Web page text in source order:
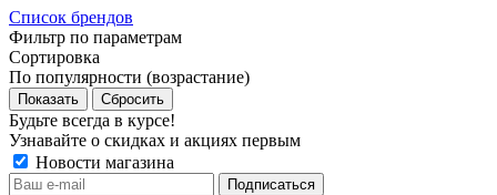
Список брендов
Фильтр по параметрам
Сортировка
По популярности (возрастание)
Сбросить
Будьте всегда в курсе!
Узнавайте о скидках и акциях первым
Новости магазина